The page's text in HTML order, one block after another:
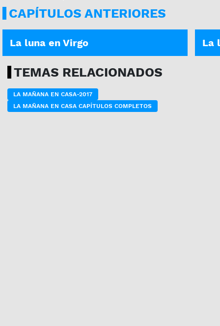
CAPÍTULOS ANTERIORES
ASÍ ES TU DÍA | 22-08-2025
La luna en Virgo La
TEMAS RELACIONADOS
LA MAÑANA EN CASA-2017
LA MAÑANA EN CASA CAPÍTULOS COMPLETOS